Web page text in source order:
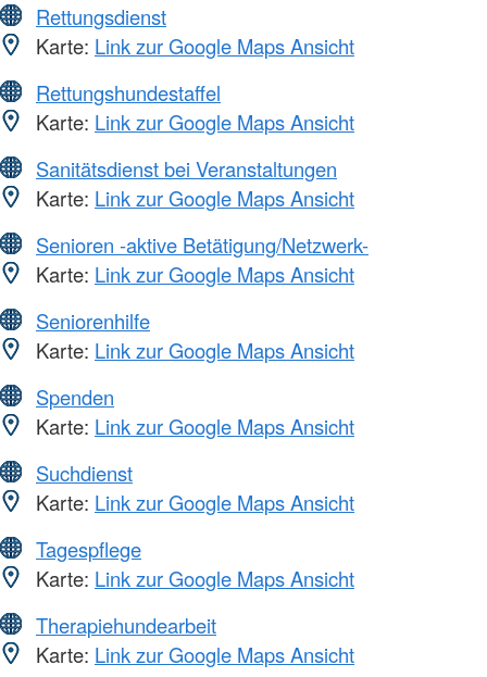
Rettungsdienst
Karte: Link zur Google Maps Ansicht
Rettungshundestaffel
Karte: Link zur Google Maps Ansicht
Sanitätsdienst bei Veranstaltungen
Karte: Link zur Google Maps Ansicht
Senioren -aktive Betätigung/Netzwerk-
Karte: Link zur Google Maps Ansicht
Seniorenhilfe
Karte: Link zur Google Maps Ansicht
Spenden
Karte: Link zur Google Maps Ansicht
Suchdienst
Karte: Link zur Google Maps Ansicht
Tagespflege
Karte: Link zur Google Maps Ansicht
Therapiehundearbeit
Karte: Link zur Google Maps Ansicht